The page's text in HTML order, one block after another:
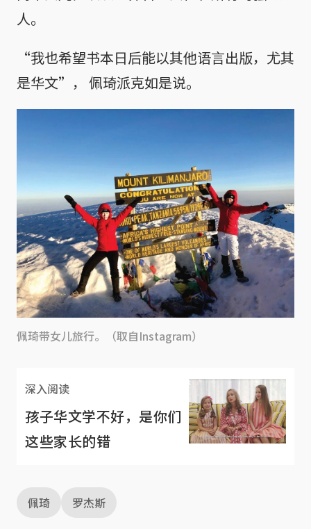
人。
“我也希望书本日后能以其他语言出版，尤其
是华文”， 佩琦派克如是说。
佩琦带女儿旅行。（取自Instagram）
深入阅读
孩子华文学不好，是你们
这些家长的错
佩琦 罗杰斯